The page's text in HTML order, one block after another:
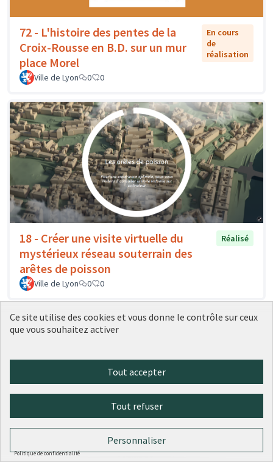
72 - L'histoire des pentes de la
Croix-Rousse en B.D. sur un mur
place Morel
En cours
de
réalisation
Ville de Lyon 0 0
18 - Créer une visite virtuelle du
mystérieux réseau souterrain des
arêtes de poisson
Réalisé
Ville de Lyon 0 0
Ce site utilise des cookies et vous donne le contrôle sur ceux
que vous souhaitez activer
Tout accepter
Tout refuser
Personnaliser
Politique de confidentialité